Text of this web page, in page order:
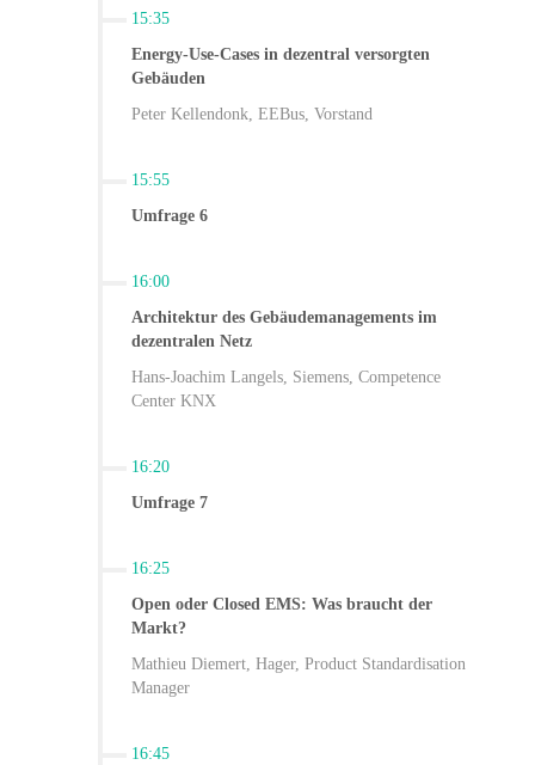
15:35
Energy-Use-Cases in dezentral versorgten
Gebäuden
Peter Kellendonk, EEBus, Vorstand
15:55
Umfrage 6
16:00
Architektur des Gebäudemanagements im
dezentralen Netz
Hans-Joachim Langels, Siemens, Competence
Center KNX
16:20
Umfrage 7
16:25
Open oder Closed EMS: Was braucht der
Markt?
Mathieu Diemert, Hager, Product Standardisation
Manager
16:45